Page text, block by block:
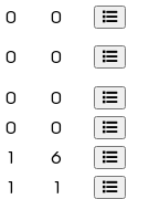
0
0
0
0
0
0
0
0
1
6
1
1